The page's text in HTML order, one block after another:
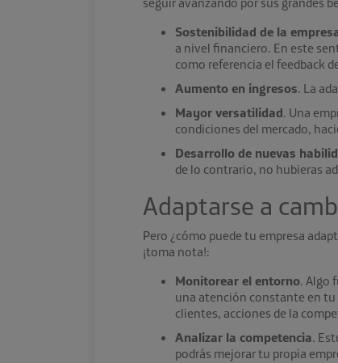
Sostenibilidad de la
a nivel financiero. En este
como referencia el feedback
Aumento en ingresos. La
Mayor versatilidad. Una
condiciones del mercado,
Desarrollo de nuevas
de lo contrario, no hubieras
Adaptarse a
Pero ¿cómo puede tu empresa
¡toma nota!:
Monitorear el entorno. Algo
una atención constante en tu
clientes, acciones de la
Analizar la competencia.
podrás mejorar tu propia